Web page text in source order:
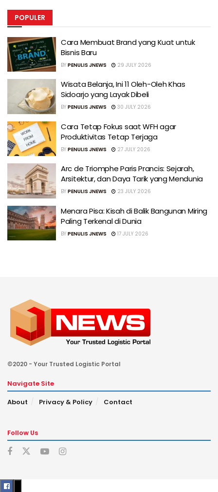
POPULER
Cara Membuat Brand yang Kuat untuk
Bisnis Baru
BY PENULIS JNEWS 29 JULY 2026
Wisata Belanja, Ini 11 Oleh-Oleh Khas
Sidoarjo yang Layak Dibeli
BY PENULIS JNEWS 30 JULY 2026
Cara Tetap Fokus saat WFH agar
Produktivitas Tetap Terjaga
BY PENULIS JNEWS 27 JULY 2026
Arc de Triomphe Paris Prancis: Sejarah,
Arsitektur, dan Daya Tarik yang Mendunia
BY PENULIS JNEWS 23 JULY 2026
Menara Pisa: Kisah di Balik Bangunan Miring
Paling Terkenal di Dunia
BY PENULIS JNEWS 17 JULY 2026
©2020 - Your Trusted Logistic Portal
Navigate Site
About
Privacy & Policy Contact
Follow Us